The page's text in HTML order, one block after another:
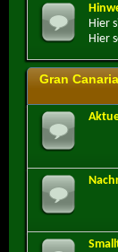
Hier
Hier
Gran